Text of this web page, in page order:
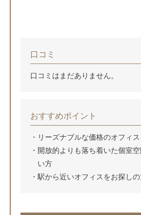
口コミ
口コミはまだありません。
おすすめポイント
リーズナブルな価格のオフィ
開放的よりも落ち着いた個室
い方
駅から近いオフィスをお探し